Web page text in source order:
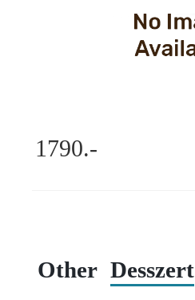
1790.-
Other Desszert